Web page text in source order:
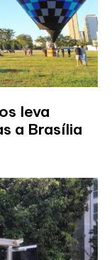
leva
a Brasília